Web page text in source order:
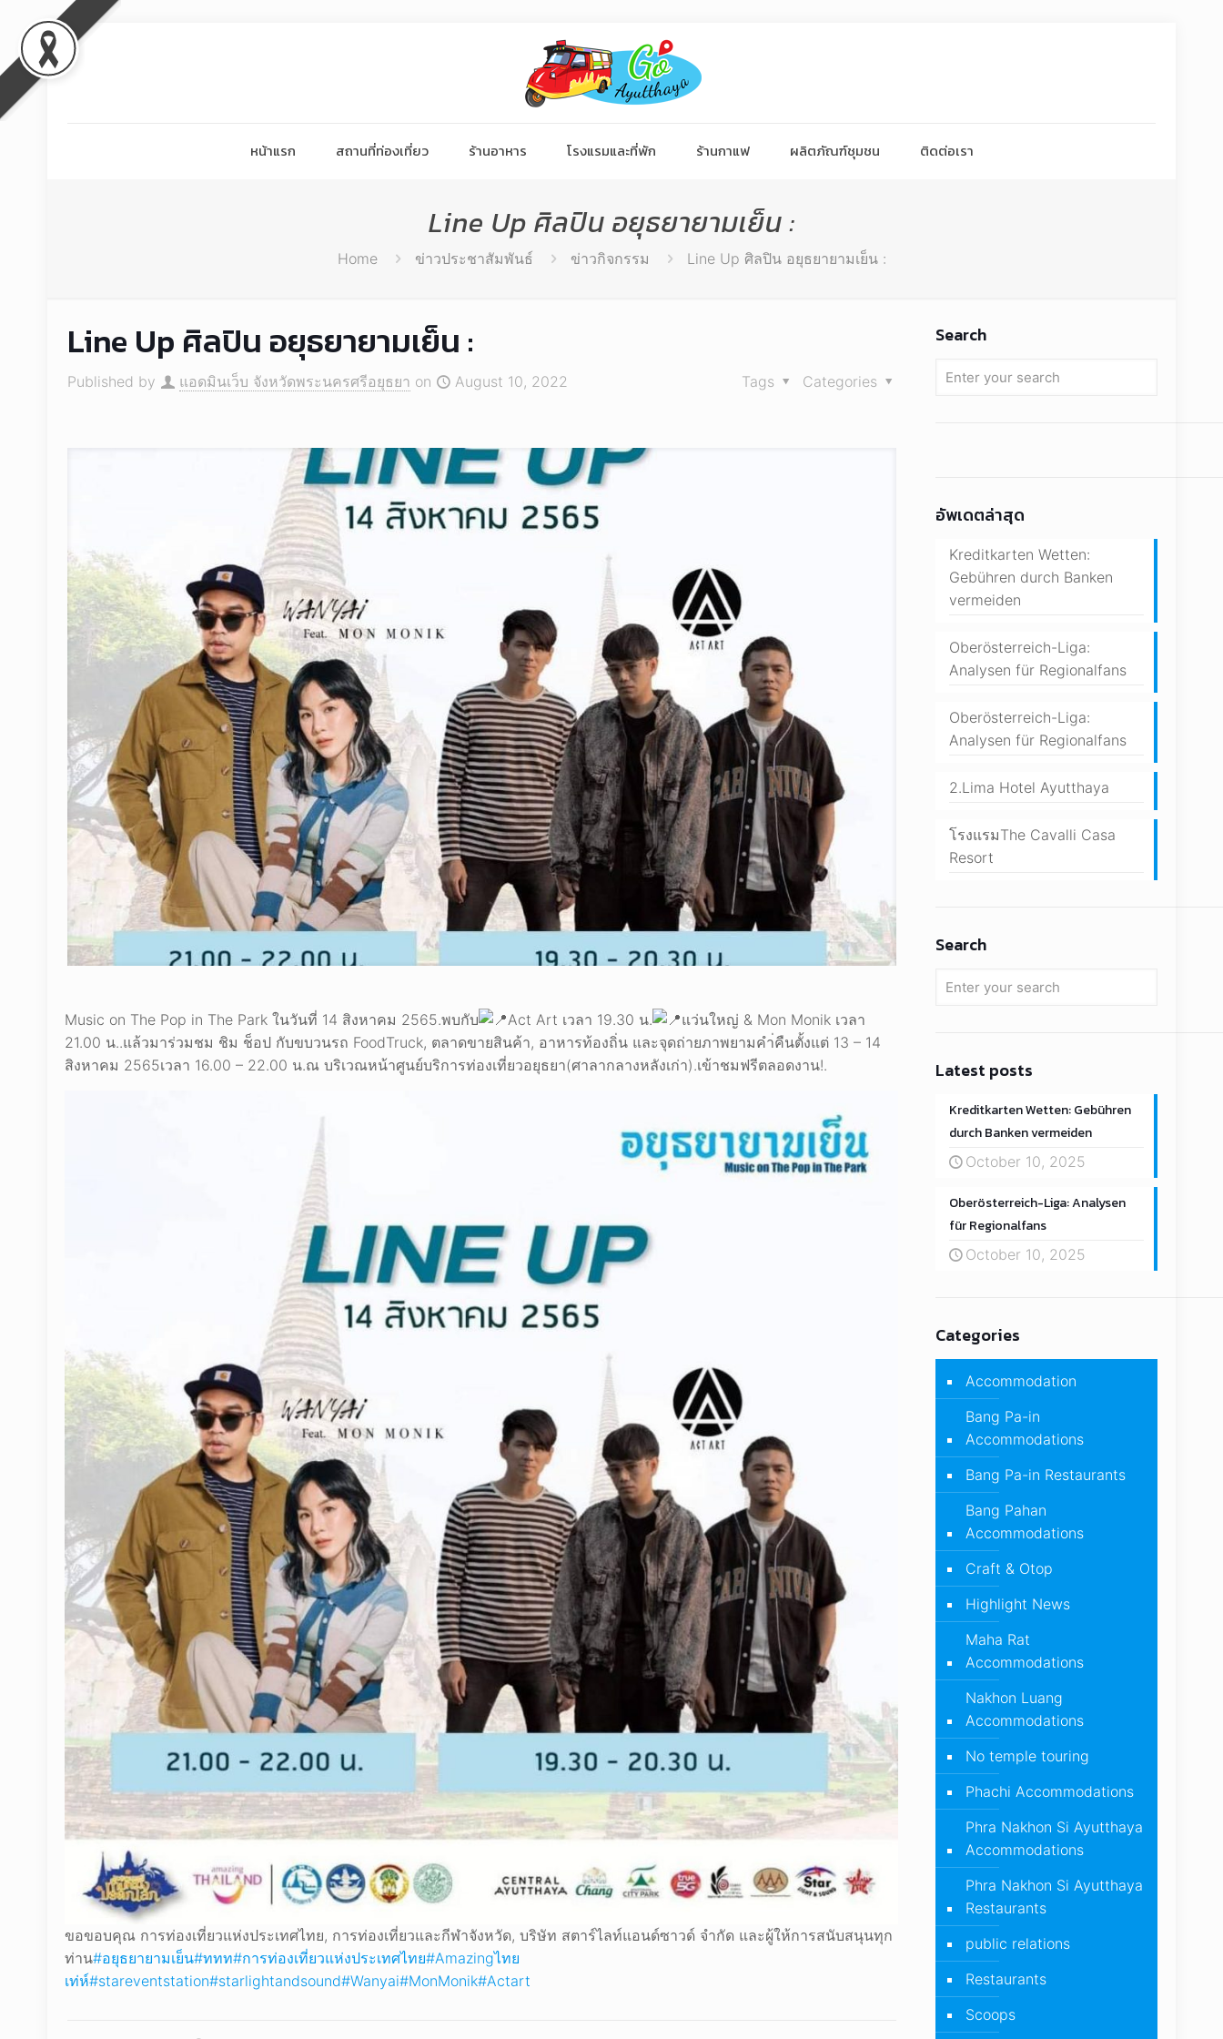
หน้าแรก สถานที่ท่องเที่ยว ร้านอาหาร โรงแรมและที่พัก ร้านกาแฟ ผลิตภัณฑ์ชุมชน ติดต่อเรา
Line Up ศิลปิน อยุธยายามเย็น :
Home ข่าวประชาสัมพันธ์ ข่าวกิจกรรม Line Up ศิลปิน อยุธยายามเย็น :
Line Up ศิลปิน อยุธยายามเย็น :
Published by แอดมินเว็บ จังหวัดพระนครศรีอยุธยา on August 10, 2022 Categories
Tags
Music on The Pop in The Park ในวันที่ 14 สิงหาคม 2565.พบกับ Act Art เวลา 19.30 น.
แว่นใหญ่ & Mon Monik เวลา
21.00 น..แล้วมาร่วมชม ชิม ช็อป กับขบวนรถ FoodTruck, ตลาดขายสินค้า, อาหารท้องถิ่น และจุดถ่ายภาพยามคำ่คืนตั้งแต่ 13 – 14
สิงหาคม 2565เวลา 16.00 – 22.00 น.ณ บริเวณหน้าศูนย์บริการท่องเที่ยวอยุธยา(ศาลากลางหลังเก่า).เข้าชมฟรีตลอดงาน!.
ขอขอบคุณ การท่องเที่ยวแห่งประเทศไทย, การท่องเที่ยวและกีฬาจังหวัด, บริษัท สตาร์ไลท์แอนด์ซาวด์ จำกัด และผู้ให้การสนับสนุนทุก
ท่าน#อยุธยายามเย็น#ททท#การท่องเที่ยวแห่งประเทศไทย#Amazingไทย
เท่ห์#stareventstation#starlightandsound#Wanyai#MonMonik#Actart
Search
อัพเดตล่าสุด
Kreditkarten Wetten:
Gebühren durch Banken
vermeiden
Oberösterreich-Liga:
Analysen für Regionalfans
Oberösterreich-Liga:
Analysen für Regionalfans
2.Lima Hotel Ayutthaya
โรงแรมThe Cavalli Casa
Resort
Search
Latest posts
Kreditkarten Wetten: Gebühren
durch Banken vermeiden
October 10, 2025
Oberösterreich-Liga: Analysen
für Regionalfans
October 10, 2025
Categories
Accommodation
Bang Pa-in
Accommodations
Bang Pa-in Restaurants
Bang Pahan
Accommodations
Craft & Otop
Highlight News
Maha Rat
Accommodations
Nakhon Luang
Accommodations
No temple touring
Phachi Accommodations
Phra Nakhon Si Ayutthaya
Accommodations
Phra Nakhon Si Ayutthaya
Restaurants
public relations
Restaurants
Scoops